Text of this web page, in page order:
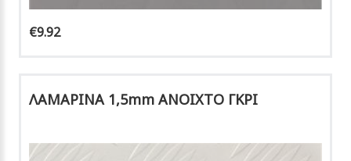
€9.92
ΛΑΜΑΡΙΝΑ 1,5mm ΑΝΟΙΧΤΟ ΓΚΡΙ